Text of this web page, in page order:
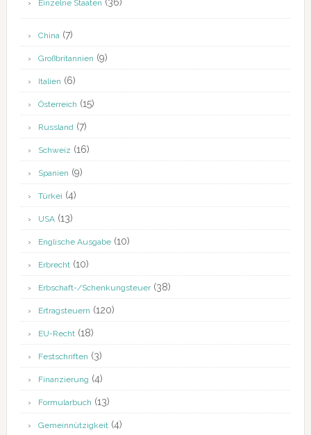
Einzelne Staaten (36)
China(7)
Großbritannien (9)
Italien (6)
Österreich (15)
Russland(7)
Schweiz (16)
Spanien (9)
Türkei (4)
USA(13)
Englische Ausgabe(10)
Erbrecht(10)
Erbschaft-/Schenkungsteuer(38)
Ertragsteuern (120)
EU-Recht(18)
Festschriften (3)
Finanzierung (4)
Formularbuch (13)
Gemeinnützigkeit(4)